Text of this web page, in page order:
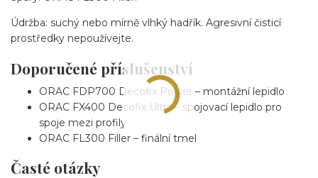
Údržba: suchý nebo mírně vlhký hadřík. Agresivní čisticí
prostředky nepoužívejte.
Doporučené příslušenství
ORAC FDP700 Decofix Power – montážní lepidlo
ORAC FX400 Decofix Ultra – spojovací lepidlo pro
spoje mezi profily
ORAC FL300 Filler – finální tmel
Časté otázky